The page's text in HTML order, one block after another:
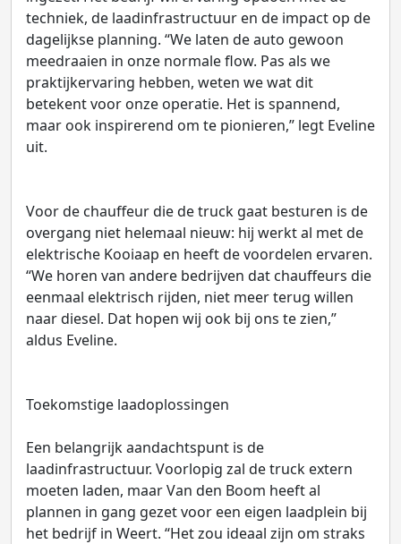
techniek, de laadinfrastructuur en de impact op de
dagelijkse planning. “We laten de auto gewoon
meedraaien in onze normale flow. Pas als we
praktijkervaring hebben, weten we wat dit
betekent voor onze operatie. Het is spannend,
maar ook inspirerend om te pionieren,” legt Eveline
uit.
Voor de chauffeur die de truck gaat besturen is de
overgang niet helemaal nieuw: hij werkt al met de
elektrische Kooiaap en heeft de voordelen ervaren.
“We horen van andere bedrijven dat chauffeurs die
eenmaal elektrisch rijden, niet meer terug willen
naar diesel. Dat hopen wij ook bij ons te zien,”
aldus Eveline.
Toekomstige laadoplossingen
Een belangrijk aandachtspunt is de
laadinfrastructuur. Voorlopig zal de truck extern
moeten laden, maar Van den Boom heeft al
plannen in gang gezet voor een eigen laadplein bij
het bedrijf in Weert. “Het zou ideaal zijn om straks